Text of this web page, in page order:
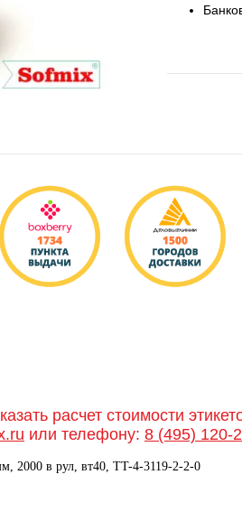
расчет стоимости
или телефону: 8 (495) 120-
2000 в рул, вт40, TT-4-3119-2-2-0